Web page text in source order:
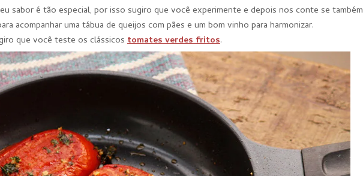
sabor é tão especial, por isso sugiro que você experimente e depois nos conte se também
acompanhar uma tábua de queijos com pães e um bom vinho para harmonizar.
que você teste os clássicos tomates verdes fritos.